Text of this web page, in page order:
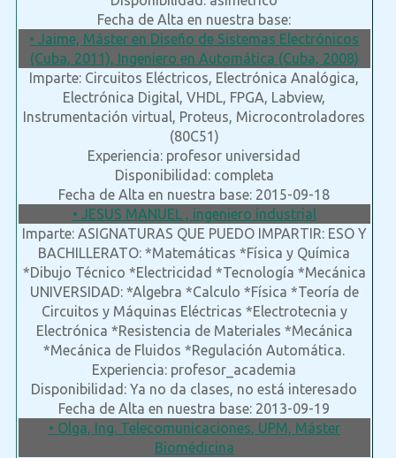
Fecha de Alta en nuestra base:
• Jaime, Máster en Diseño de Sistemas Electrónicos
(Cuba, 2011), Ingeniero en Automática (Cuba, 2008)
Imparte: Circuitos Eléctricos, Electrónica Analógica,
Electrónica Digital, VHDL, FPGA, Labview,
Instrumentación virtual, Proteus, Microcontroladores
(80C51)
Experiencia: profesor universidad
Disponibilidad: completa
Fecha de Alta en nuestra base: 2015-09-18
• JESUS MANUEL , ingeniero industrial
Imparte: ASIGNATURAS QUE PUEDO IMPARTIR: ESO Y
BACHILLERATO: *Matemáticas *Física y Química
*Dibujo Técnico *Electricidad *Tecnología *Mecánica
UNIVERSIDAD: *Algebra *Calculo *Física *Teoría de
Circuitos y Máquinas Eléctricas *Electrotecnia y
Electrónica *Resistencia de Materiales *Mecánica
*Mecánica de Fluidos *Regulación Automática.
Experiencia: profesor_academia
Disponibilidad: Ya no da clases, no está interesado
Fecha de Alta en nuestra base: 2013-09-19
• Olga, Ing. Telecomunicaciones, UPM, Máster
Biomédicina